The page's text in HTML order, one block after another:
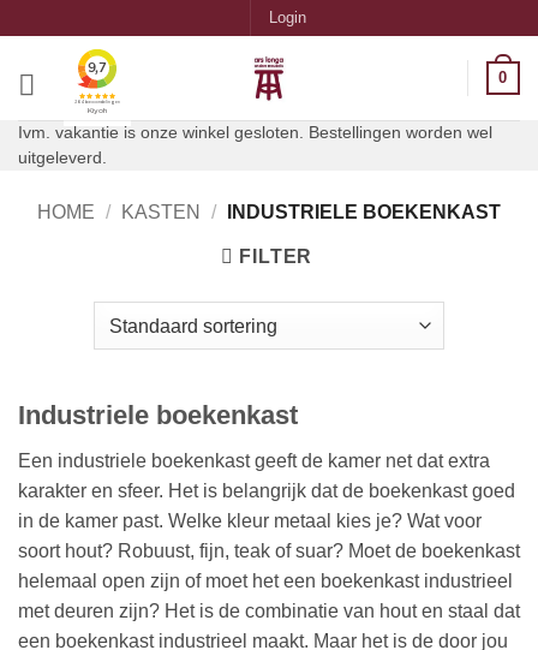
inhoud
Login
0
Ivm. vakantie is onze winkel gesloten. Bestellingen worden wel
uitgeleverd.
HOME / KASTEN / INDUSTRIELE BOEKENKAST
FILTER
Industriele boekenkast
Een industriele boekenkast geeft de kamer net dat extra
karakter en sfeer. Het is belangrijk dat de boekenkast goed
in de kamer past. Welke kleur metaal kies je? Wat voor
soort hout? Robuust, fijn, teak of suar? Moet de boekenkast
helemaal open zijn of moet het een boekenkast industrieel
met deuren zijn? Het is de combinatie van hout en staal dat
een boekenkast industrieel maakt. Maar het is de door jou